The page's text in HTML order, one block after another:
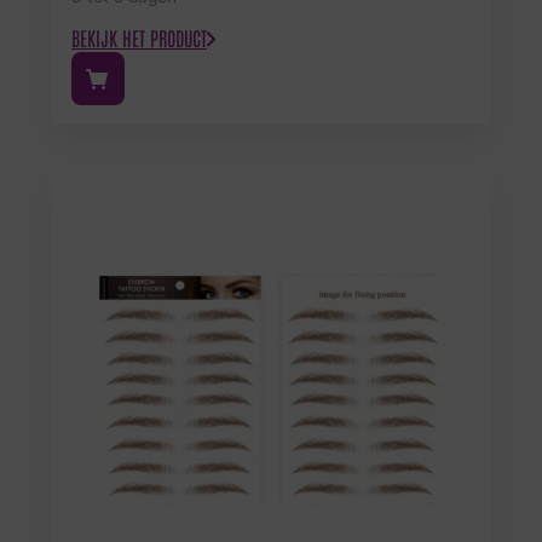
BEKIJK HET PRODUCT